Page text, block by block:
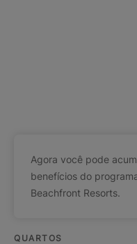
Agora você pode
benefícios do
Beachfront Resorts.
QUARTOS